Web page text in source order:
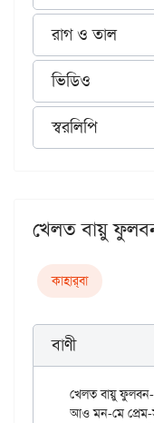
রাগ ও তাল
ভিডিও
স্বরলিপি
খেলত বায়ু
কাহার্‌বা
বাণী
খেলত বায়ু ফুলবন-
আও মন-মে প্রেম-